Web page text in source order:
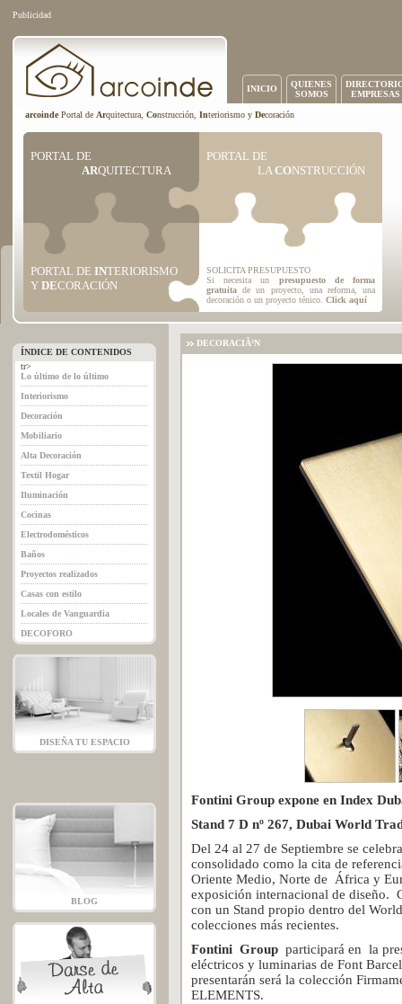
Publicidad
INICIO
QUIENES
SOMOS
EMPRESAS
arcoindePortal de Arquitectura, Construcción, Interiorismo y Decoración
PORTAL DE
ARQUITECTURA
PORTAL DE
LACONSTRUCCIÓN
PORTAL DE INTERIORISMO
Y DECORACIÓN
SOLICITA PRESUPUESTO
Si necesita un presupuesto de forma
gratuitade un proyecto, una reforma, una
decoración o un proyecto ténico. Click aquí
ÍNDICE DE CONTENIDOS
tr>
Lo último de lo último
Interiorismo
Decoración
Mobiliario
Alta Decoración
Textil Hogar
Iluminación
Cocinas
Electrodomésticos
Baños
Proyectos realizados
Casas con estilo
Locales de Vanguardia
DECOFORO
DISEÑA TU ESPACIO
BLOG
DECORACIÃ³N
Fontini Group expone en Index
Stand 7 D nº 267, Dubai World
Del 24 al 27 de Septiembre se
consolidado como la cita de
Oriente Medio, Norte de África y
exposición internacional de diseño.
con un Stand propio dentro del
colecciones más recientes.
Fontini Group participará en la
eléctricos y luminarias de Font
presentarán será la colección
ELEMENTS.